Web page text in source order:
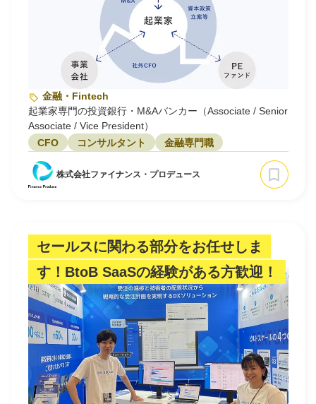
金融・Fintech
起業家専門の投資銀行・M&Aバンカー（Associate / Senior
Associate / Vice President）
CFO
コンサルタント 金融専門職
株式会社ファイナンス・プロデュース
セールスに関わる部分をお任せしま
す！BtoB SaaSの経験がある方歓迎！